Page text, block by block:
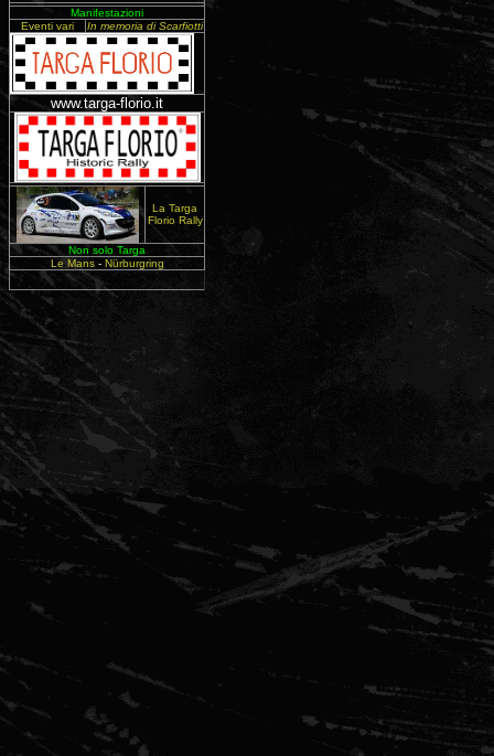
Manifestazioni
Eventi vari
In memoria di Scarfiotti
www.targa-florio.it
La Targa
Florio Rally
Non solo Targa
Le Mans- Nürburgring